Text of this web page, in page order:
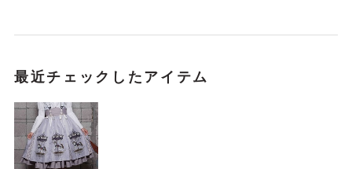
最近チェックしたアイテム